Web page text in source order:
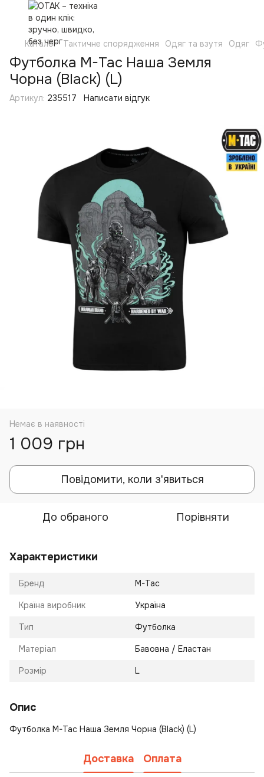
Каталог Тактичне спорядження Одяг та взутя Одяг
Футболка M-Tac Наша Земля
Чорна (Black) (L)
Артикул: 235517 Написати відгук
Немає в наявності
1 009 грн
Повідомити, коли з'явиться
До обраного Порівняти
Характеристики
Бренд M-Tac
Країна виробник Україна
Тип Футболка
Матеріал Бавовна / Еластан
Розмір L
Опис
Футболка M-Tac Наша Земля Чорна (Black) (L)
Доставка Оплата